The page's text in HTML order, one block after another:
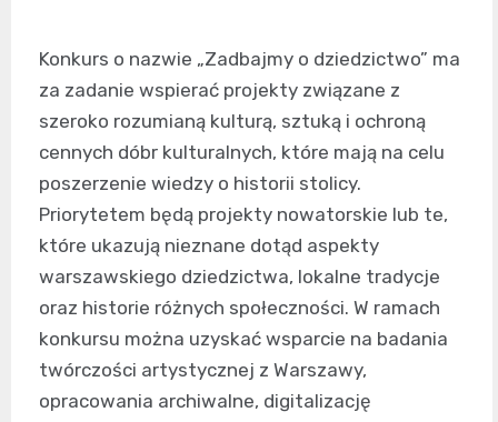
Konkurs o nazwie „Zadbajmy o dziedzictwo” ma
za zadanie wspierać projekty związane z
szeroko rozumianą kulturą, sztuką i ochroną
cennych dóbr kulturalnych, które mają na celu
poszerzenie wiedzy o historii stolicy.
Priorytetem będą projekty nowatorskie lub te,
które ukazują nieznane dotąd aspekty
warszawskiego dziedzictwa, lokalne tradycje
oraz historie różnych społeczności. W ramach
konkursu można uzyskać wsparcie na badania
twórczości artystycznej z Warszawy,
opracowania archiwalne, digitalizację